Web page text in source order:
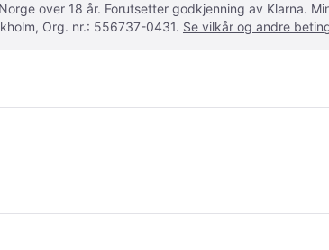
over 18 år. Forutsetter godkjenning av Klarna.
Org. nr.: 556737-0431. Se vilkår og andre